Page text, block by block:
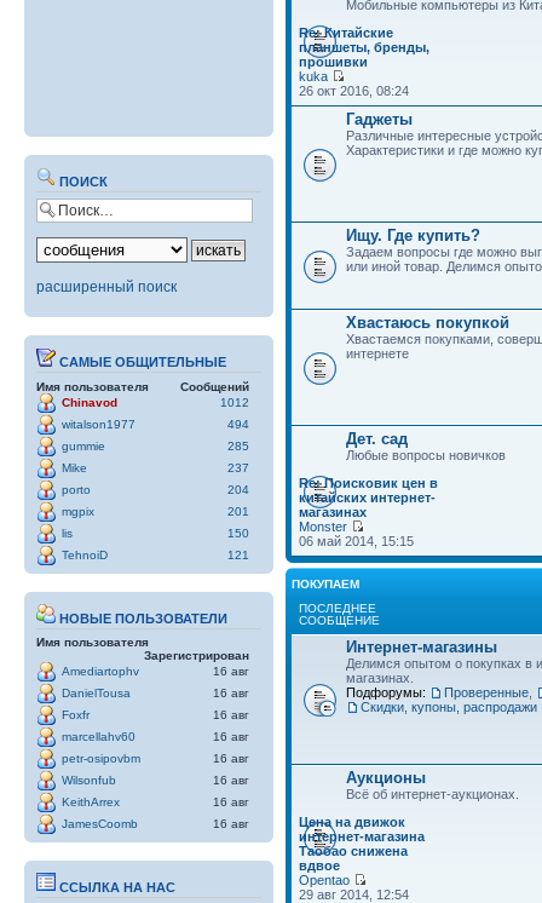
ПОИСК
расширенный поиск
САМЫЕ ОБЩИТЕЛЬНЫЕ
Имя пользователя
Сообщений
Chinavod
1012
witalson1977
494
gummie
285
Mike
237
porto
204
mgpix
201
lis
150
TehnoiD
121
НОВЫЕ ПОЛЬЗОВАТЕЛИ
Имя пользователя
Зарегистрирован
Amediartophv
16 авг
DanielTousa
16 авг
Foxfr
16 авг
marcellahv60
16 авг
petr-osipovbm
16 авг
Wilsonfub
16 авг
KeithArrex
16 авг
JamesCoomb
16 авг
ССЫЛКА НА НАС
Мобильные компьютеры из
Re: Китайские
планшеты, бренды,
прошивки
kuka
26 окт 2016, 08:24
Гаджеты
Различные интересные
Характеристики и где можно
Ищу. Где купить?
Задаем вопросы где можно
или иной товар. Делимся
Хвастаюсь покупкой
Хвастаемся покупками,
интернете
Дет. сад
Любые вопросы новичков
Re: Поисковик цен в
китайских интернет-
магазинах
Monster
06 май 2014, 15:15
ПОКУПАЕМ
ПОСЛЕДНЕЕ
СООБЩЕНИЕ
Интернет-магазины
Делимся опытом о покупках в
магазинах.
Подфорумы:
Проверенные
Скидки, купоны, распродажи
Аукционы
Всё об интернет-аукционах.
Цена на движок
интернет-магазина
Таобао снижена
вдвое
Opentao
29 авг 2014, 12:54